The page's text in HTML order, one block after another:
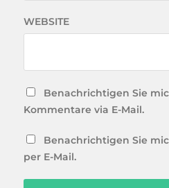
WEBSITE
Benachrichtigen Sie
Kommentare via E-Mail.
Benachrichtigen Sie
per E-Mail.